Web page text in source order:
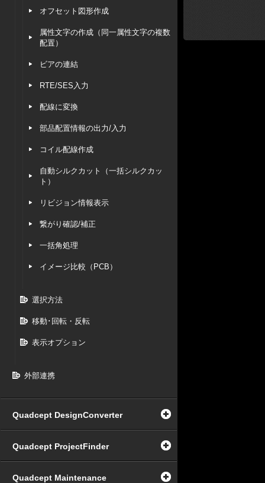
オフセット図形作成
属性文字の作成（同一属性文字の複数
配置）
ビアの連結
RTE/SES入力
配線に変換
部品配置情報の出力/入力
コイル配線作成
自動シルクカット（一括シルクカッ
ト）
リビジョン情報表示
繋がり確認/補正
一括角処理
イメージ比較（PCB）
選択方法
移動･回転・反転
表示オプション
外部連携
Quadcept DesignConverter
Quadcept ProjectFinder
Quadcept Maintenance